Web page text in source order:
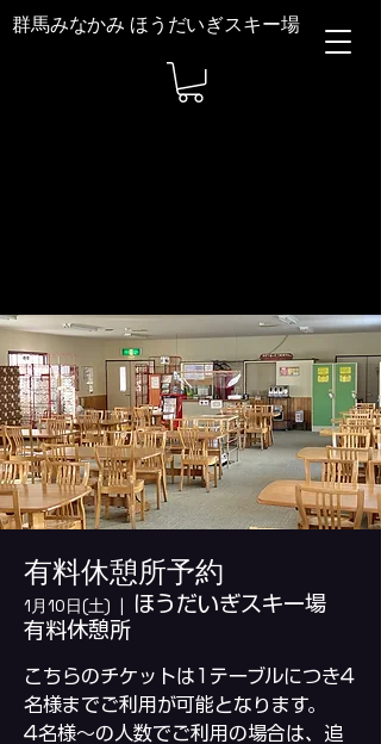
群馬みなかみ ほうだいぎスキー場
有料休憩所予約
1月10日(土)
  |
ほうだいぎスキー場
有料休憩所
こちらのチケットは1テーブルにつき4
名様までご利用が可能となります。
4名様～の人数でご利用の場合は、追